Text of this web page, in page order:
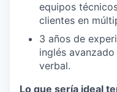
equipos
clientes en
3 años de
inglés
verbal.
Lo que sería ideal